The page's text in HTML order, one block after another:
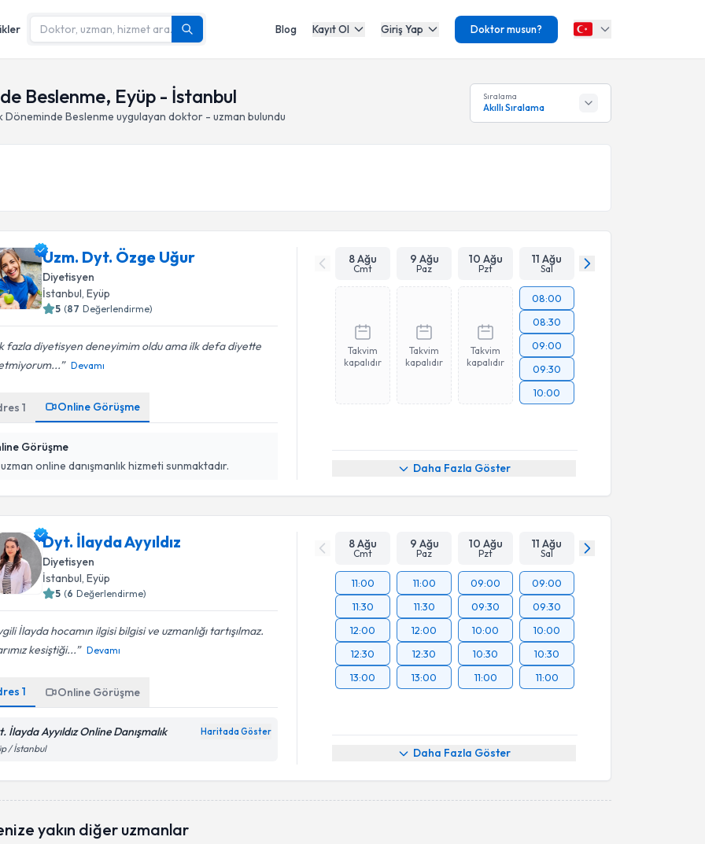
Blog Kayıt Ol Giriş Yap Doktor musun?
Beslenme, Eyüp - İstanbul
Döneminde Beslenme uygulayan doktor - uzman bulundu
Sıralama
Akıllı Sıralama
Uzm. Dyt. Özge Uğur
Diyetisyen
İstanbul, Eyüp
5 (87 Değerlendirme)
fazla diyetisyen deneyimim oldu ama ilk defa diyette
Devamı
1 Online Görüşme
Görüşme
online danışmanlık hizmeti sunmaktadır.
8 Ağu
Cmt
9 Ağu
Paz
10 Ağu
Pzt
11 Ağu
Sal
Takvim
kapalıdır
Takvim
kapalıdır
Takvim
kapalıdır
08:00
08:30
09:00
09:30
10:00
Daha Fazla Göster
Dyt. İlayda Ayyıldız
Diyetisyen
İstanbul, Eyüp
5 (6 Değerlendirme)
İlayda hocamın ilgisi bilgisi ve uzmanlığı tartışılmaz.
kesiştiği...
Devamı
1 Online Görüşme
İlayda Ayyıldız Online Danışmalık Haritada Göster
/ İstanbul
8 Ağu
Cmt
9 Ağu
Paz
10 Ağu
Pzt
11 Ağu
Sal
11:00
11:30
12:00
12:30
13:00
11:00
11:30
12:00
12:30
13:00
09:00
09:30
10:00
10:30
11:00
09:00
09:30
10:00
10:30
11:00
Daha Fazla Göster
yakın diğer uzmanlar